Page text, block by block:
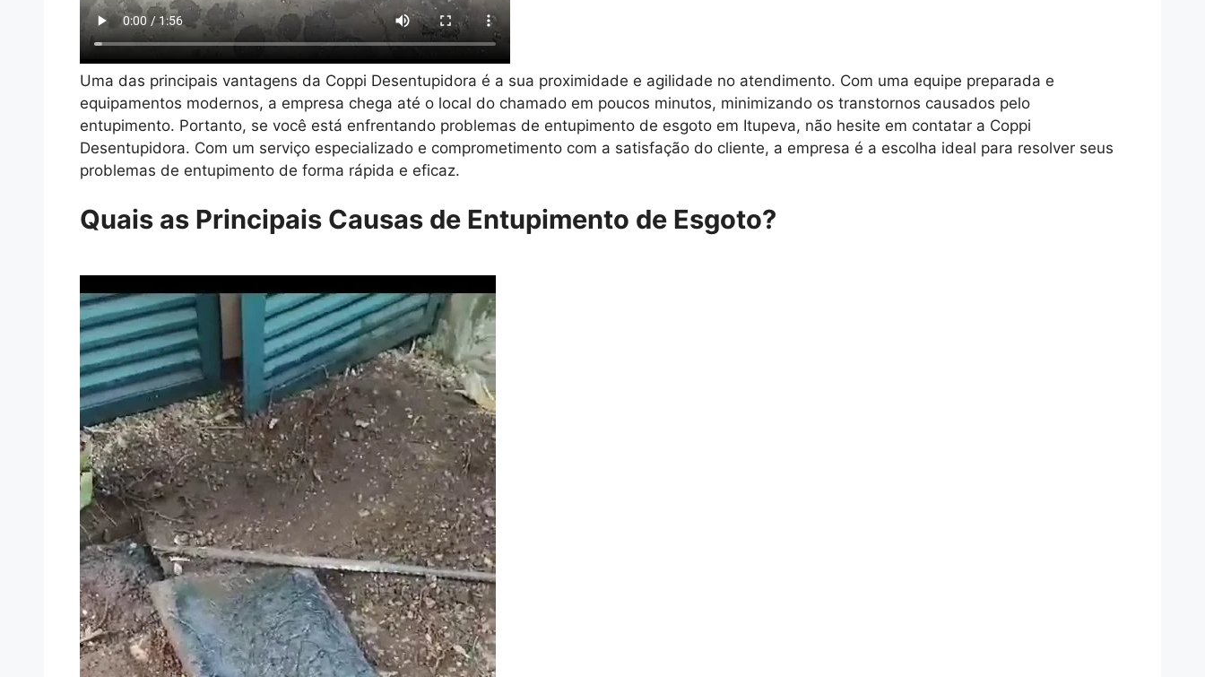
Uma das principais vantagens da Coppi Desentupidora é a sua proximidade e agilidade no atendimento. Com uma equipe preparada e
equipamentos modernos, a empresa chega até o local do chamado em poucos minutos, minimizando os transtornos causados pelo
entupimento. Portanto, se você está enfrentando problemas de entupimento de esgoto em Itupeva, não hesite em contatar a Coppi
Desentupidora. Com um serviço especializado e comprometimento com a satisfação do cliente, a empresa é a escolha ideal para resolver seus
problemas de entupimento de forma rápida e eficaz.
Quais as Principais Causas de Entupimento de Esgoto?